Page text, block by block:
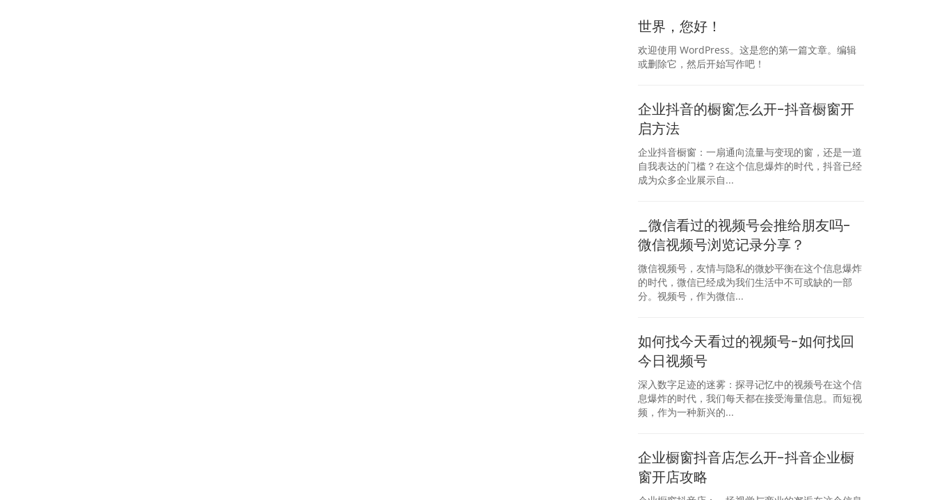
世界，您好！
欢迎使用 WordPress。这是您的第一篇文章。编辑
或删除它，然后开始写作吧！
企业抖音的橱窗怎么开-抖音橱窗开
启方法
企业抖音橱窗：一扇通向流量与变现的窗，还是一道
自我表达的门槛？在这个信息爆炸的时代，抖音已经
成为众多企业展示自...
_微信看过的视频号会推给朋友吗-
微信视频号浏览记录分享？
微信视频号，友情与隐私的微妙平衡在这个信息爆炸
的时代，微信已经成为我们生活中不可或缺的一部
分。视频号，作为微信...
如何找今天看过的视频号-如何找回
今日视频号
深入数字足迹的迷雾：探寻记忆中的视频号在这个信
息爆炸的时代，我们每天都在接受海量信息。而短视
频，作为一种新兴的...
企业橱窗抖音店怎么开-抖音企业橱
窗开店攻略